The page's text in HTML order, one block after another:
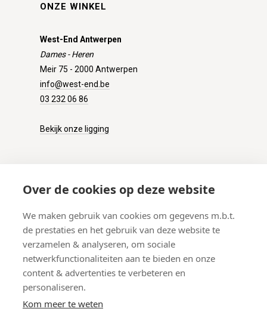
Over de cookies op deze website
We maken gebruik van cookies om gegevens m.b.t.
de prestaties en het gebruik van deze website te
verzamelen & analyseren, om sociale
netwerkfunctionaliteiten aan te bieden en onze
content & advertenties te verbeteren en
personaliseren.
Kom meer te weten
ONZE WINKEL
West-End Antwerpen
Dames - Heren
Meir 75 - 2000 Antwerpen
info@west-end.be
03 232 06 86
Bekijk onze ligging
Verzenden
Retourneren
Betalen
Veelgestelde vragen